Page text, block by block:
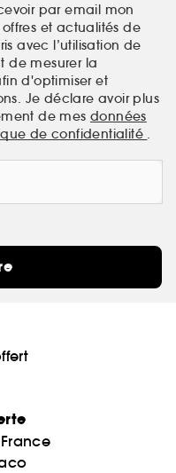
par email mon
et actualités de
avec l’utilisation de
de mesurer la
d'optimiser et
Je déclare avoir plus
de mes données
de confidentialité .